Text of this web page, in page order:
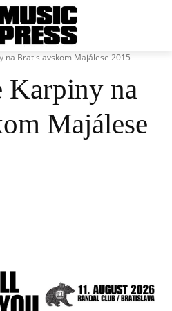
na Bratislavskom Majálese 2015
Karpiny na
Majálese